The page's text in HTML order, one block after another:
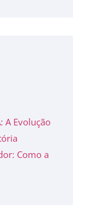
A Evolução
Como a